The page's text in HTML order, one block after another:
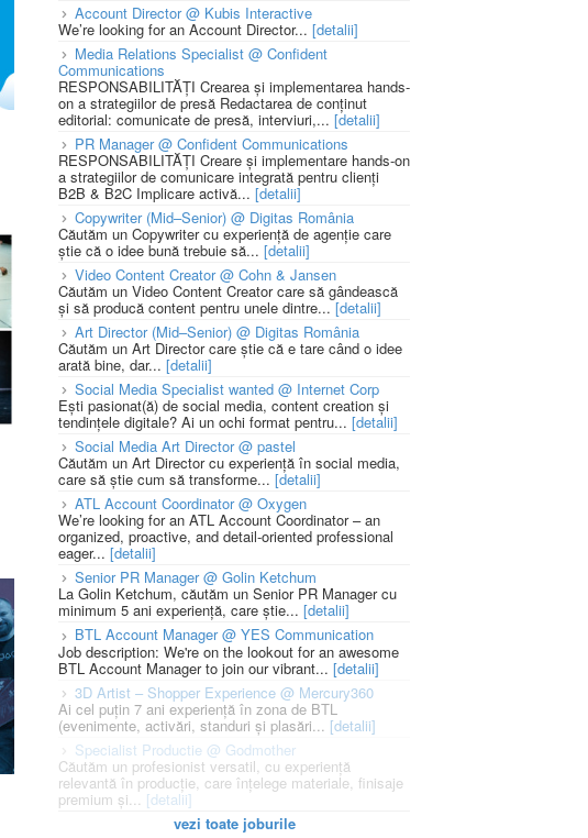
Account Director @ Kubis Interactive
We’re looking for an Account Director... [detalii]
Media Relations Specialist @ Confident
Communications
RESPONSABILITĂȚI Crearea și implementarea hands-
on a strategiilor de presă Redactarea de conținut
editorial: comunicate de presă, interviuri,... [detalii]
PR Manager @ Confident Communications
RESPONSABILITĂȚI Creare și implementare hands-on
a strategiilor de comunicare integrată pentru clienți
B2B & B2C Implicare activă... [detalii]
Copywriter (Mid–Senior) @ Digitas România
Căutăm un Copywriter cu experiență de agenție care
știe că o idee bună trebuie să... [detalii]
Video Content Creator @ Cohn & Jansen
Căutăm un Video Content Creator care să gândească
și să producă content pentru unele dintre...[detalii]
Art Director (Mid–Senior) @ Digitas România
Căutăm un Art Director care știe că e tare când o idee
arată bine, dar... [detalii]
Social Media Specialist wanted @ Internet Corp
Ești pasionat(ă) de social media, content creation și
tendințele digitale? Ai un ochi format pentru... [detalii]
Social Media Art Director @ pastel
Căutăm un Art Director cu experiență în social media,
care să știe cum să transforme... [detalii]
ATL Account Coordinator @ Oxygen
We’re looking for an ATL Account Coordinator – an
organized, proactive, and detail-oriented professional
eager... [detalii]
Senior PR Manager @ Golin Ketchum
La Golin Ketchum, căutăm un Senior PR Manager cu
minimum 5 ani experiență, care știe... [detalii]
BTL Account Manager @ YES Communication
Job description: We're on the lookout for an awesome
BTL Account Manager to join our vibrant... [detalii]
3D Artist – Shopper Experience @ Mercury360
Ai cel puțin 7 ani experiență în zona de BTL
(evenimente, activări, standuri și plasări... [detalii]
Specialist Productie @ Godmother
Căutăm un profesionist versatil, cu experiență
relevantă în producție, care înțelege materiale, finisaje
premium și... [detalii]
vezi toate joburile